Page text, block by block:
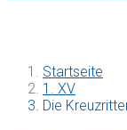
Startseite
1. XV
Die